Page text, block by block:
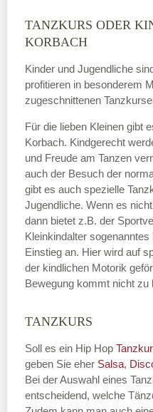
E-Mail*
Name der
Kontakt E-Mail
Name des
TANZKURS ODER
KORBACH
Kinder und Jugendliche
profitieren in besonderem
zugeschnittenen
Für die lieben Kleinen gibt
Korbach. Kindgerecht
und Freude am Tanzen
auch der Besuch der
gibt es auch spezielle
Jugendliche. Wenn es
dann bietet z.B. der
Kleinkindalter sogenanntes
Einstieg an. Hier wird auf
der kindlichen Motorik
Bewegung kommt nicht zu
TANZKURS
Soll es ein Hip Hop
geben Sie eher Salsa,
Bei der Auswahl eines
entscheidend, welche